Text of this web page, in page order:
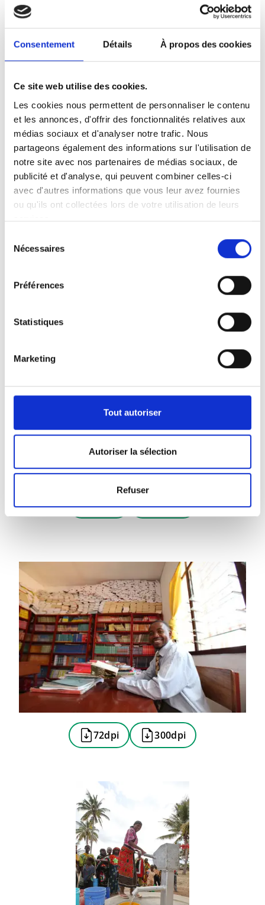
Consentement Détails À propos des cookies
Ce site web utilise des cookies.
Les cookies nous permettent de personnaliser le contenu
et les annonces, d'offrir des fonctionnalités relatives aux
médias sociaux et d'analyser notre trafic. Nous
partageons également des informations sur l'utilisation de
notre site avec nos partenaires de médias sociaux, de
publicité et d'analyse, qui peuvent combiner celles-ci
avec d'autres informations que vous leur avez fournies
ou qu'ils ont collectées lors de votre utilisation de leurs
services.
Nécessaires
Préférences
Statistiques
Marketing
Tout autoriser
Autoriser la sélection
Refuser
72dpi 300dpi
72dpi 300dpi
72dpi 300dpi